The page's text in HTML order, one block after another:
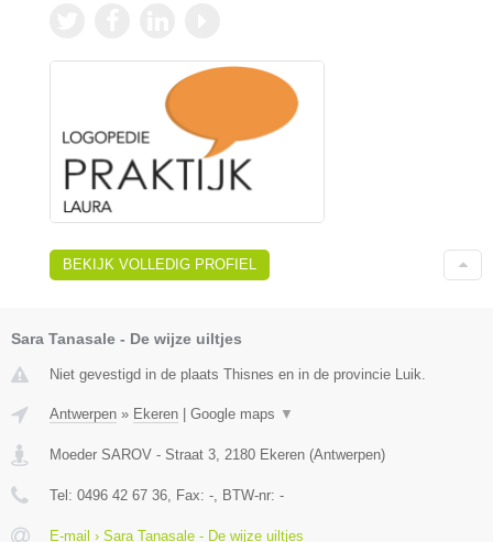
BEKIJK VOLLEDIG PROFIEL
Sara Tanasale - De wijze uiltjes
Niet gevestigd in de plaats Thisnes en in de provincie Luik.
Antwerpen » Ekeren | Google maps ▼
Moeder SAROV - Straat 3 2180 Ekeren (Antwerpen)
Tel: 0496 42 67 36 , Fax: - , BTW-nr: -
E-mail › Sara Tanasale - De wijze uiltjes